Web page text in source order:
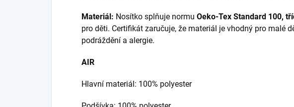
Materiál: Nosítko splňuje normu Oeko-Tex Standard 100,
pro děti. Certifikát zaručuje, že materiál je vhodný pro malé
podráždění a alergie.
AIR
Hlavní materiál: 100% polyester